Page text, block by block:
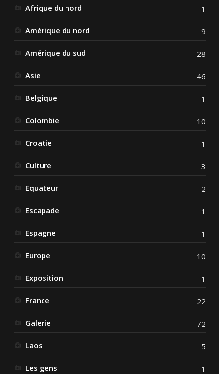
Afrique du nord 1
Amérique du nord 9
Amérique du sud 28
Asie 46
Belgique 1
Colombie 10
Croatie 1
Culture 3
Equateur 2
Escapade 1
Espagne 1
Europe 10
Exposition 1
France 22
Galerie 72
Laos 5
Les gens 1